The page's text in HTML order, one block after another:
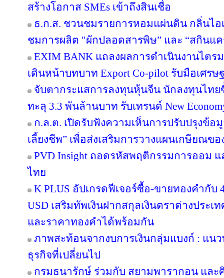
สร้างโอกาส SMEs เข้าถึงสินเชื่อ
ธ.ก.ส. ชวนชมรายการหอมแผ่นดิน กลิ่นไ
ชมการผลิต "ผักปลอดสารพิษ” และ “สกินแ
EXIM BANK แถลงผลการดำเนินงานไตร
เดินหน้าบทบาท Export Co-pilot รับมือเศรษ
จับตากระแสการลงทุนหุ้นจีน นักลงทุนไทยซื้
ทะลุ 3.3 พันล้านบาท รับเทรนด์ New
ก.ล.ต. เปิดรับฟังความเห็นการปรับปรุงข้อ
เลี้ยงชีพ” เพื่อส่งเสริมการวางแผนเกษียณข
PVD Insight ถอดรหัสพฤติกรรมการออม
ไทย
K PLUS อัปเกรดฟีเจอร์ซื้อ-ขายทองคำกับ
USD เสริมทัพเงินฝากสกุลเงินตราต่างประเ
และราคาทองคำได้พร้อมกัน
ภาพสะท้อนจากงบการเงินกลุ่มแบงก์ : แ
ธุรกิจที่เปลี่ยนไป
กรมธนารักษ์ ร่วมกับ สยามพารากอน แล